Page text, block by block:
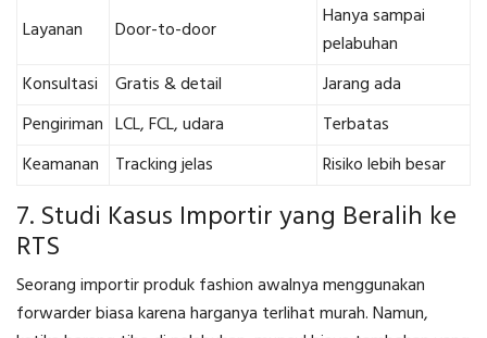
Layanan
Door-to-door
Hanya sampai
pelabuhan
Konsultasi
Gratis & detail
Jarang ada
Pengiriman LCL, FCL, udara
Terbatas
Keamanan
Tracking jelas Risiko lebih besar
7. Studi Kasus Importir yang Beralih ke
RTS
Seorang importir produk fashion awalnya menggunakan
forwarder biasa karena harganya terlihat murah. Namun,